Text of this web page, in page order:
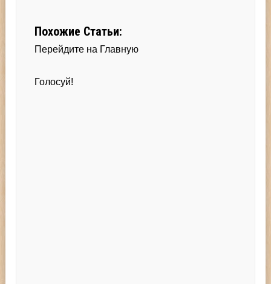
Похожие Статьи:
Перейдите на Главную
Голосуй!